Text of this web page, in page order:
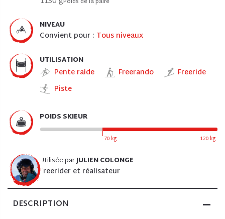
NIVEAU
Convient pour : Tous niveaux
UTILISATION
Pente raide Freerando
Freeride
Piste
POIDS SKIEUR
70 kg 120 kg
Utilisée parJULIEN COLONGE
Freerider et réalisateur
DESCRIPTION